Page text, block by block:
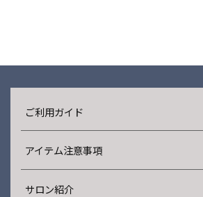
ご利用ガイド
アイテム注意事項
サロン紹介